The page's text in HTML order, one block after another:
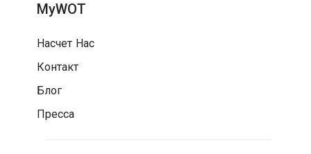
MyWOT
Насчет Нас
Контакт
Блог
Пресса